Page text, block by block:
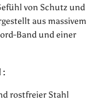
von Schutz und
aus massivem
Band und einer
rostfreier Stahl